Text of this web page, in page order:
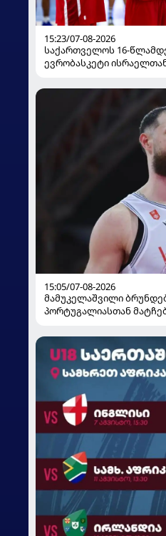
15:23/07-08-2026
საქართველოს 16-
ევრობასკეტი
15:05/07-08-2026
მამუკელაშვილი
პორტუგალიასთან